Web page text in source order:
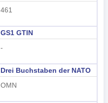
461
GS1 GTIN
-
Drei Buchstaben der NATO
OMN